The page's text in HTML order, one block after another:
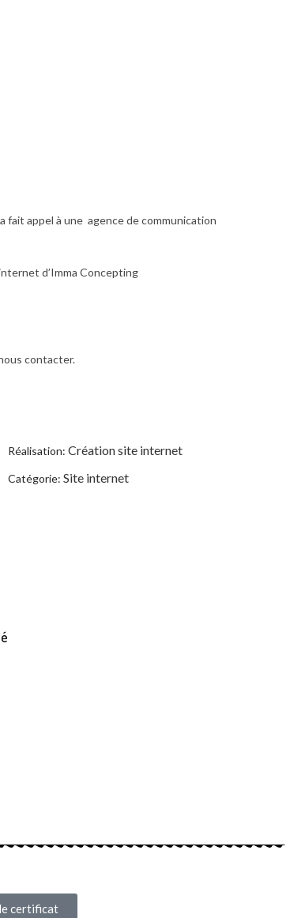
fait appel à une agence de communication
d’Imma Concepting
contacter.
Réalisation: Création site internet
Catégorie: Site internet
certificat